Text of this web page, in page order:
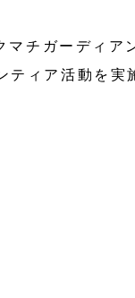
チガーディア
ィア活動を実